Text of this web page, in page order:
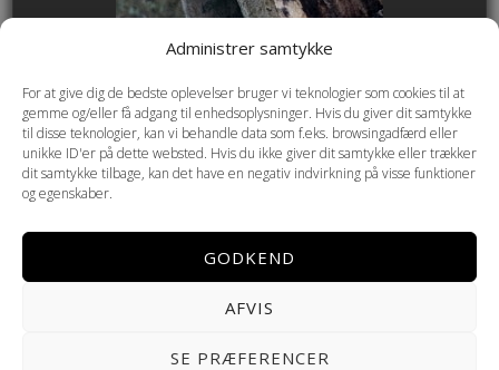
Administrer samtykke
For at give dig de bedste oplevelser bruger vi teknologier som cookies til at
gemme og/eller få adgang til enhedsoplysninger. Hvis du giver dit samtykke
til disse teknologier, kan vi behandle data som f.eks. browsingadfærd eller
unikke ID'er på dette websted. Hvis du ikke giver dit samtykke eller trækker
dit samtykke tilbage, kan det have en negativ indvirkning på visse funktioner
og egenskaber.
GODKEND
AFVIS
SE PRÆFERENCER
Copyright © 2026 Helmenkamp PHOTOGRAPHY ·